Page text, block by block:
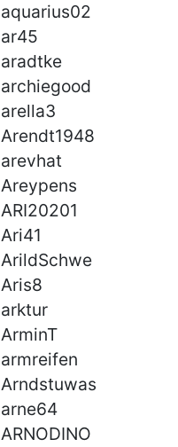
aquarius02
ar45
aradtke
archiegood
arella3
Arendt1948
arevhat
Areypens
ARI20201
Ari41
ArildSchwe
Aris8
arktur
ArminT
armreifen
Arndstuwas
arne64
ARNODINO